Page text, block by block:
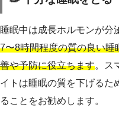
睡眠中は成長ホルモンが分
7〜8時間程度の質の良い
善や予防に役立ちます。ス
イトは睡眠の質を下げるた
ることをお勧めします。